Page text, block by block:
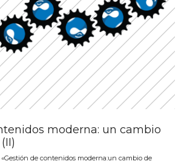
moderna: un cambio
de contenidos moderna:un cambio de